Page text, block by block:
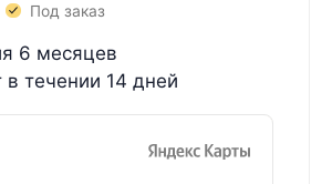
Под заказ
6 месяцев
в течении 14 дней